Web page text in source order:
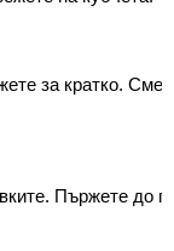
за кратко.
Пържете до